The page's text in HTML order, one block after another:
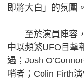
即將大白」的氛圍。
至於演員陣容，
中以頻繁UFO目擊
遇；Josh
哨者；Colin Firth